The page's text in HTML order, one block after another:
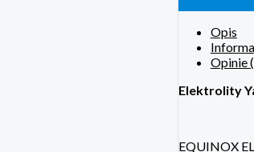
Opis
Opinie
Elektrolity
EQUINOX